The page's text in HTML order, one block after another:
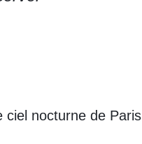
ciel nocturne de Paris